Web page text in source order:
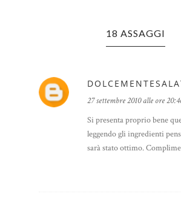
18 ASSAGGI
27 settembre 2010 alle ore
Si presenta proprio bene
leggendo gli ingredienti
sarà stato ottimo.